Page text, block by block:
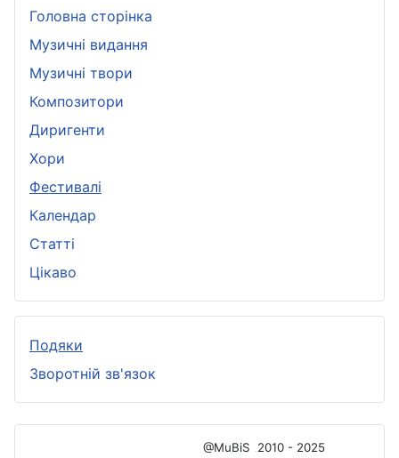
Головна сторінка
Музичні видання
Музичні твори
Композитори
Диригенти
Хори
Фестивалі
Календар
Статті
Цікаво
Подяки
Зворотній зв'язок
@MuBiS 2010 - 2025